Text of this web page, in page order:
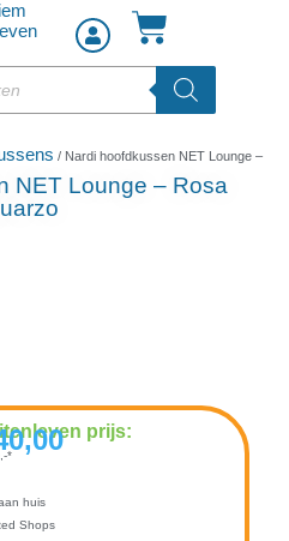
/ Nardi hoofdkussen NET Lounge –
NET Lounge – Rosa
prijs:
*
huis
Shops